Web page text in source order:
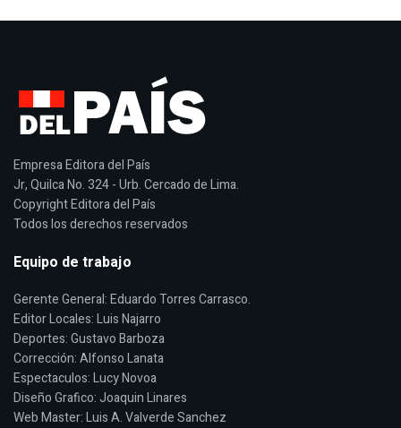
Empresa Editora del País
Jr, Quilca No. 324 - Urb. Cercado de Lima.
Copyright Editora del País
Todos los derechos reservados
Equipo de trabajo
Gerente General: Eduardo Torres Carrasco.
Editor Locales: Luis Najarro
Deportes: Gustavo Barboza
Corrección: Alfonso Lanata
Espectaculos: Lucy Novoa
Diseño Grafico: Joaquin Linares
Web Master: Luis A. Valverde Sanchez